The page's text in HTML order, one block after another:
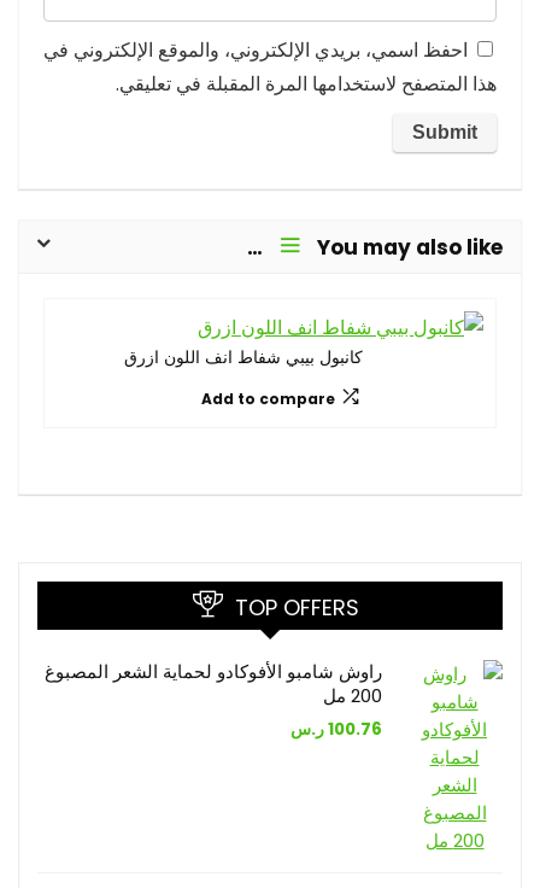
احفظ اسمي، بريدي الإلكتروني، والموقع الإلكتروني في
هذا المتصفح لاستخدامها المرة المقبلة في تعليقي.
You may also like…
كانبول بيبي شفاط انف اللون ازرق
Add to compare
TOP OFFERS
راوش شامبو الأفوكادو لحماية الشعر المصبوغ
200 مل
100.76ر.س